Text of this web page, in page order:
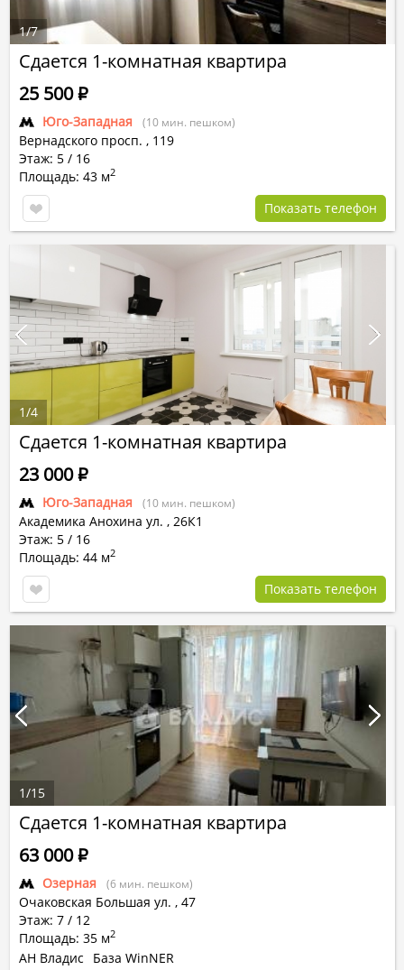
Сдается 1-комнатная квартира
Юго-Западная (10 мин. пешком)
Вернадского просп. , 119
Этаж: 5 / 16
Площадь: 43 м2
25 500Р
Показать телефон
1/7
Сдается 1-комнатная квартира
Юго-Западная (10 мин. пешком)
Академика Анохина ул. , 26К1
Этаж: 5 / 16
Площадь: 44 м2
23 000Р
Показать телефон
1/4
Сдается 1-комнатная квартира
Озерная (6 мин. пешком)
Очаковская Большая ул. , 47
Этаж: 7 / 12
Площадь: 35 м2
63 000Р
АН Владис
База WinNER
1/15